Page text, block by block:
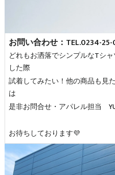
お問い合わせ：TEL.0234-25-
どれもお洒落でシンプルなTシ
した際
試着してみたい！他の商品も見
は
是非お問合せ・アパレル担当
お待ちしております💜